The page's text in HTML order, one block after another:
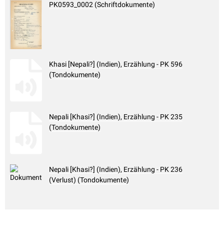
PK0593_0002 (Schriftdokumente)
Khasi [Nepali?] (Indien), Erzählung - PK 596
(Tondokumente)
Nepali [Khasi?] (Indien), Erzählung - PK 235
(Tondokumente)
Nepali [Khasi?] (Indien), Erzählung - PK 236
(Verlust) (Tondokumente)